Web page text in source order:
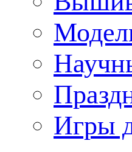
Игры